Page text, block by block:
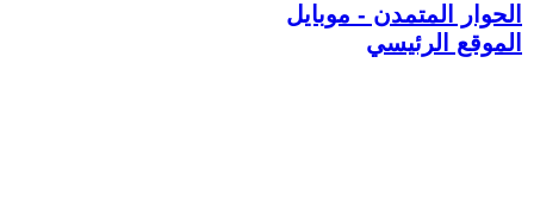
الحوار المتمدن - موبايل
الموقع الرئيسي